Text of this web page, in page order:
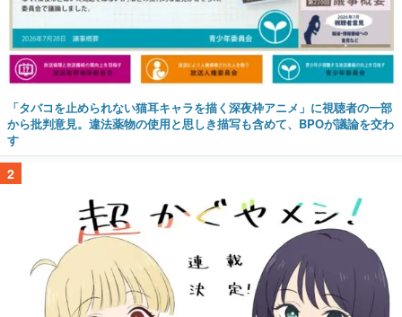
「タバコを止められない猫耳キャラを描く深夜枠アニメ」に視聴者の一部
から批判意見。違法薬物の使用と思しき描写も含めて、BPOが議論を交わ
す
2